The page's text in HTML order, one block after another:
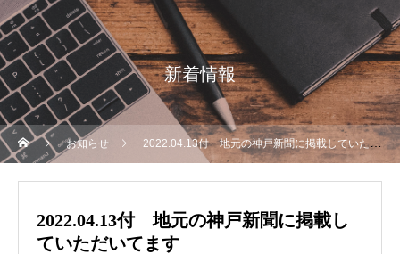
新着情報
お知らせ 2022.04.13付 地元の神戸新聞に掲載していただいてます
2022.04.13付 地元の神戸新聞に掲載し
ていただいてます